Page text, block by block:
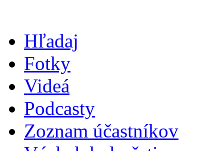
Hľadaj
Fotky
Videá
Podcasty
Zoznam účastníkov